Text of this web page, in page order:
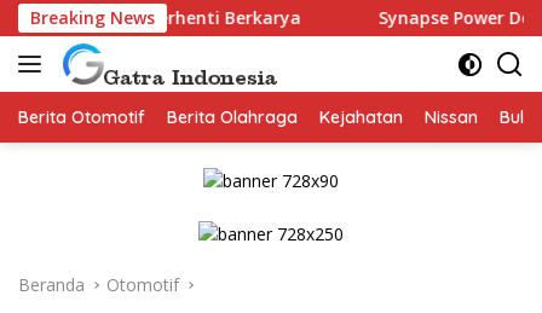
Langsung
ke
konten
Breaking News
Berhenti Berkarya Synapse Power Dorong
Berita Otomotif Berita Olahraga Kejahatan Nissan
Beranda Otomotif